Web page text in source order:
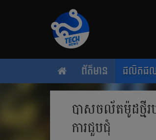
ព័ត៌មាន ផលិតផល
បាសចល័តម៉ូដថ្មីរ
ការជួបជុំ